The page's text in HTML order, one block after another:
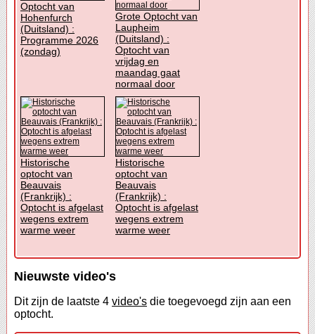
Optocht van
Hohenfurch
(Duitsland) :
Programme 2026
(zondag)
Grote Optocht van
Laupheim
(Duitsland) :
Optocht van
vrijdag en
maandag gaat
normaal door
Historische
optocht van
Beauvais
(Frankrijk) :
Optocht is afgelast
wegens extrem
warme weer
Historische
optocht van
Beauvais
(Frankrijk) :
Optocht is afgelast
wegens extrem
warme weer
Nieuwste video's
Dit zijn de laatste 4 video's die toegevoegd zijn aan een
optocht.